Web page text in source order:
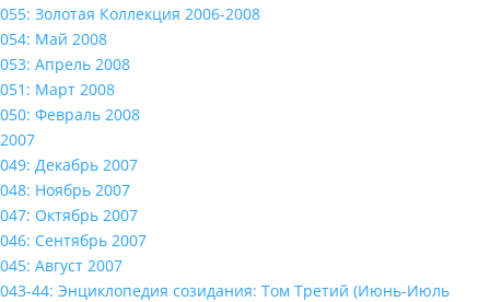
055: Золотая Коллекция 2006-2008
054: Май 2008
053: Апрель 2008
051: Март 2008
050: Февраль 2008
2007
049: Декабрь 2007
048: Ноябрь 2007
047: Октябрь 2007
046: Сентябрь 2007
045: Август 2007
043-44: Энциклопедия созидания: Том Третий (Июнь-Июль